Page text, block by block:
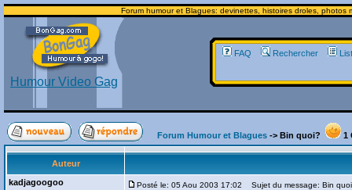
Forum humour et Blagues: devinettes, histoires droles, photos
Humour Video Gag
FAQ Rechercher
Forum Humour et Blagues -> Bin quoi? 1
Auteur
kadjagoogoo
Posté le: 05 Aou 2003 17:02 Sujet du message: Bin